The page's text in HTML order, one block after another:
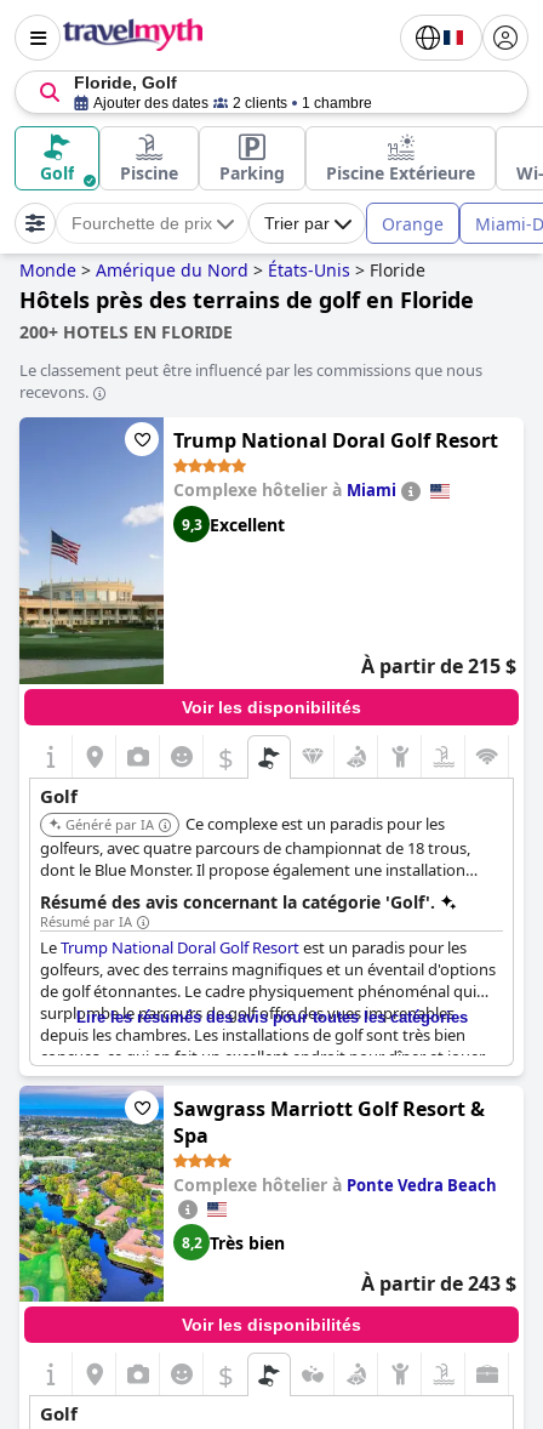
Floride, Golf
Ajouter des dates 2 clients 1 chambre
Golf Piscine Parking Piscine Extérieure
Fourchette de prix Trier par Orange Miami-
Monde > Amérique du Nord > États-Unis > Floride
Hôtels près des terrains de golf en Floride
200+ HOTELS EN FLORIDE
Le classement peut être influencé par les commissions que nous
recevons.
Trump National Doral Golf Resort
Complexe hôtelier à Miami
9,3 Excellent
À partir de 215 $
Voir les disponibilités
$
Golf
Généré par IA
Ce complexe est un paradis pour les
golfeurs, avec quatre parcours de championnat de 18 trous,
dont le Blue Monster. Il propose également une installation
d'entraînement LED, le Rick Smith Golf Performance Center et le
laboratoire d'ajustement True Spec Golf.
Résumé des avis concernant la catégorie 'Golf'.
Résumé par IA
LeTrump National Doral Golf Resortest un paradis pour les
golfeurs, avec des terrains magnifiques et un éventail d'options
de golf étonnantes. Le cadre physiquement phénoménal qui
surplombe le parcours de golf offre des vues imprenables
depuis les chambres. Les installations de golf sont très bien
conçues, ce qui en fait un excellent endroit pour dîner et jouer.
La conception magnifique et le terrain fabuleux sont parfaits
pour les golfeurs, ce qui en fait un hôtel de rêve. Toutefois, les
voyageurs doivent savoir qu'il s'agit d'un hôtel où l'on ne
séjourne que si l'on joue au golf et que si l'on n'est pas golfeur,
l'hôtel risque de ne pas être aussi agréable. Malgré les prix
élevés, le parcours de golf est spectaculaire et il est intéressant
de noter qu'il est possible d'y organiser un tournoi.
Lire les résumés des avis pour toutes les catégories
Sawgrass Marriott Golf Resort &
Spa
Complexe hôtelier à Ponte Vedra Beach
8,2 Très bien
À partir de 243 $
Voir les disponibilités
$
Golf